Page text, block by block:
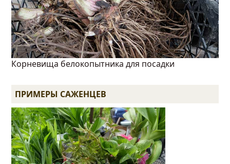
Корневища белокопытника для посадки
ПРИМЕРЫ САЖЕНЦЕВ